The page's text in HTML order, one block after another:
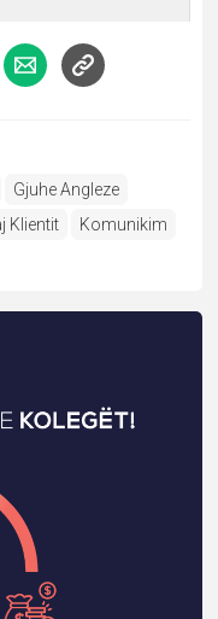
Gjuhe Angleze
Klientit
Komunikim